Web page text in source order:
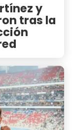
y
tras la